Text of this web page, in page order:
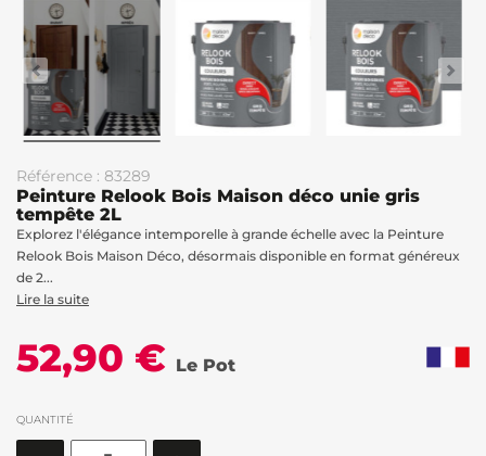
Référence : 83289
Peinture Relook Bois Maison déco unie gris
tempête 2L
Explorez l'élégance intemporelle à grande échelle avec la Peinture
Relook Bois Maison Déco, désormais disponible en format généreux
de 2...
Lire la suite
52,90 € Le Pot
QUANTITÉ